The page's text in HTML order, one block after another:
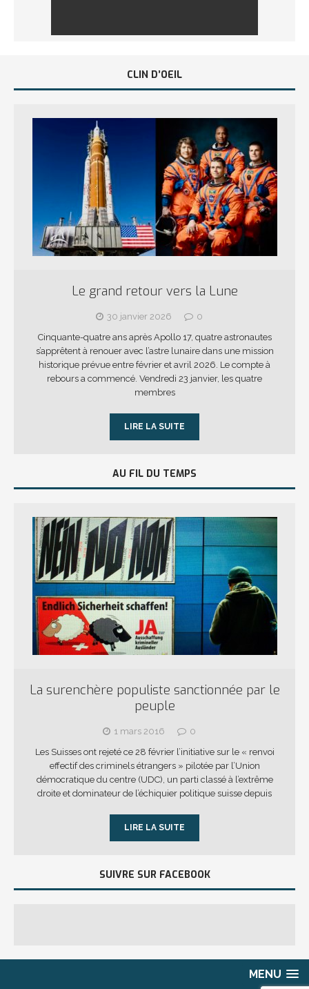
CLIN D’OEIL
Le grand retour vers la Lune
30 janvier 2026
0
Cinquante-quatre ans après Apollo 17, quatre astronautes
s’apprêtent à renouer avec l’astre lunaire dans une mission
historique prévue entre février et avril 2026. Le compte à
rebours a commencé. Vendredi 23 janvier, les quatre
membres
LIRE LA SUITE
AU FIL DU TEMPS
La surenchère populiste sanctionnée par le
peuple
1 mars 2016
0
Les Suisses ont rejeté ce 28 février l’initiative sur le « renvoi
effectif des criminels étrangers » pilotée par l’Union
démocratique du centre (UDC), un parti classé à l’extrême
droite et dominateur de l’échiquier politique suisse depuis
LIRE LA SUITE
SUIVRE SUR FACEBOOK
MENU